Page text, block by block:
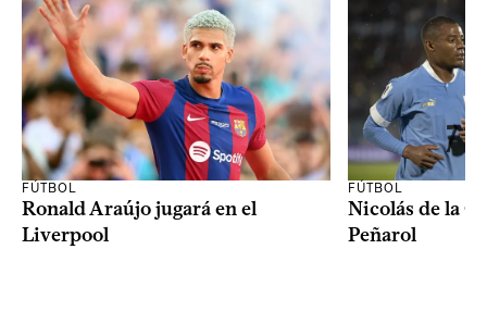
FÚTBOL
Ronald Araújo jugará en el
Liverpool
FÚTBOL
Nicolás de la
Peñarol